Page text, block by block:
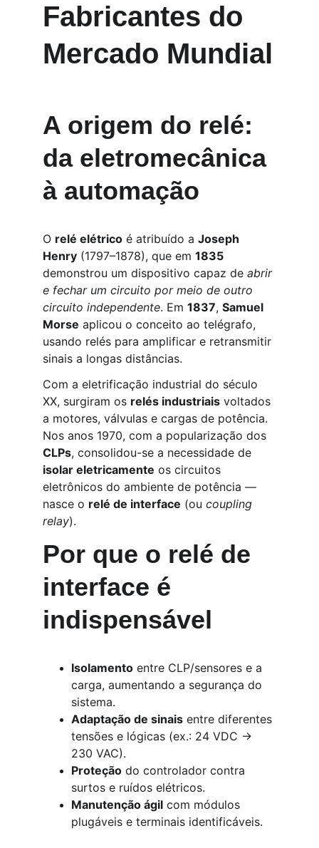
Fabricantes do
Mercado Mundial
A origem do relé:
da eletromecânica
à automação
O relé elétrico é atribuído a Joseph
Henry (1797–1878), que em 1835
demonstrou um dispositivo capaz de abrir
e fechar um circuito por meio de outro
circuito independente. Em 1837, Samuel
Morse aplicou o conceito ao telégrafo,
usando relés para amplificar e retransmitir
sinais a longas distâncias.
Com a eletrificação industrial do século
XX, surgiram os relés industriais voltados
a motores, válvulas e cargas de potência.
Nos anos 1970, com a popularização dos
CLPs, consolidou-se a necessidade de
isolar eletricamente os circuitos
eletrônicos do ambiente de potência —
nasce o relé de interface (ou coupling
relay).
Por que o relé de
interface é
indispensável
Isolamento entre CLP/sensores e a
carga, aumentando a segurança do
sistema.
Adaptação de sinais entre diferentes
tensões e lógicas (ex.: 24 VDC →
230 VAC).
Proteção do controlador contra
surtos e ruídos elétricos.
Manutenção ágil com módulos
plugáveis e terminais identificáveis.